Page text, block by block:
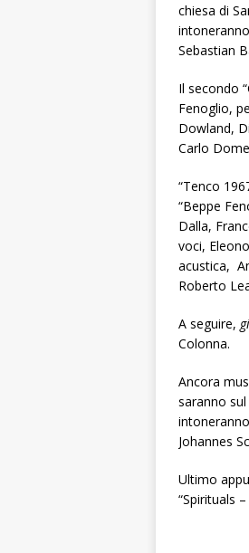
chiesa di
Sebastian
Il secondo
Fenoglio,
Dowland,
Carlo
“Tenco
“Beppe
Dalla,
voci,
acustica,
Roberto
A seguire,
Colonna.
Ancora
saranno
Johannes
Ultimo
“Spirituals